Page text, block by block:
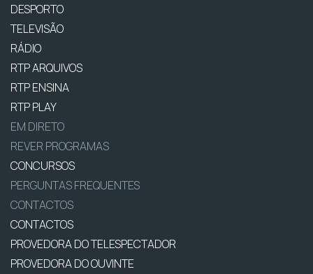
DESPORTO
TELEVISÃO
RÁDIO
RTP ARQUIVOS
RTP ENSINA
RTP PLAY
EM DIRETO
REVER PROGRAMAS
CONCURSOS
PERGUNTAS FREQUENTES
CONTACTOS
CONTACTOS
PROVEDORA DO TELESPECTADOR
PROVEDORA DO OUVINTE